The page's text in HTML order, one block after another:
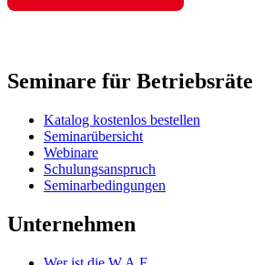
Seminare für Betriebsräte
Katalog kostenlos bestellen
Seminarübersicht
Webinare
Schulungsanspruch
Seminarbedingungen
Unternehmen